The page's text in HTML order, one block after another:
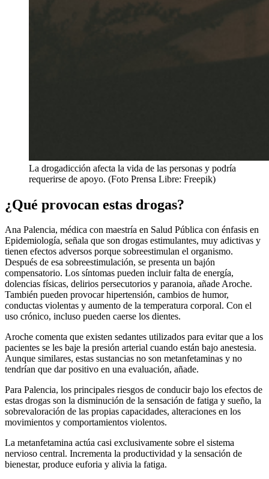
La drogadicción afecta la vida de las personas y podría
requerirse de apoyo. (Foto Prensa Libre: Freepik)
¿Qué provocan estas drogas?
Ana Palencia, médica con maestría en Salud Pública con énfasis en
Epidemiología, señala que son drogas estimulantes, muy adictivas y
tienen efectos adversos porque sobreestimulan el organismo.
Después de esa sobreestimulación, se presenta un bajón
compensatorio. Los síntomas pueden incluir falta de energía,
dolencias físicas, delirios persecutorios y paranoia, añade Aroche.
También pueden provocar hipertensión, cambios de humor,
conductas violentas y aumento de la temperatura corporal. Con el
uso crónico, incluso pueden caerse los dientes.
Aroche comenta que existen sedantes utilizados para evitar que a los
pacientes se les baje la presión arterial cuando están bajo anestesia.
Aunque similares, estas sustancias no son metanfetaminas y no
tendrían que dar positivo en una evaluación, añade.
Para Palencia, los principales riesgos de conducir bajo los efectos de
estas drogas son la disminución de la sensación de fatiga y sueño, la
sobrevaloración de las propias capacidades, alteraciones en los
movimientos y comportamientos violentos.
La metanfetamina actúa casi exclusivamente sobre el sistema
nervioso central. Incrementa la productividad y la sensación de
bienestar, produce euforia y alivia la fatiga.